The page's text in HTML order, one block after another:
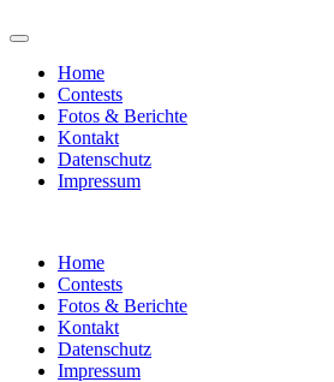
Home
Contests
Fotos & Berichte
Kontakt
Datenschutz
Impressum
Home
Contests
Fotos & Berichte
Kontakt
Datenschutz
Impressum